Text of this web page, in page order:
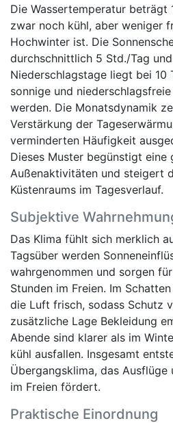
Die Wassertemperatur beträgt
zwar noch kühl, aber weniger
Hochwinter ist. Die
durchschnittlich 5 Std./Tag
Niederschlagstage liegt bei 10
sonnige und
werden. Die Monatsdynamik
Verstärkung der
verminderten Häufigkeit
Dieses Muster begünstigt eine
Außenaktivitäten und steigert
Küstenraums im Tagesverlauf.
Subjektive
Das Klima fühlt sich merklich
Tagsüber werden
wahrgenommen und sorgen
Stunden im Freien. Im
die Luft frisch, sodass Schutz
zusätzliche Lage Bekleidung
Abende sind klarer als im
kühl ausfallen. Insgesamt
Übergangsklima, das
im Freien fördert.
Praktische Einordnung